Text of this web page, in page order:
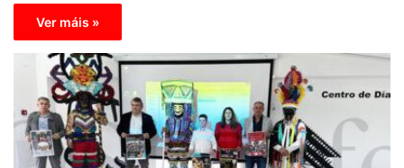
Ver máis »